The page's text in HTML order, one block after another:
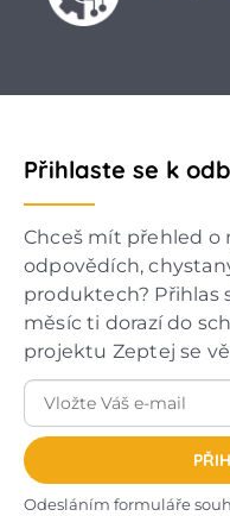
Přihlaste se k
Chceš mít přehled o
odpovědích,
produktech? Přihlas
měsíc ti dorazí do
projektu Zeptej se
Odesláním formuláře